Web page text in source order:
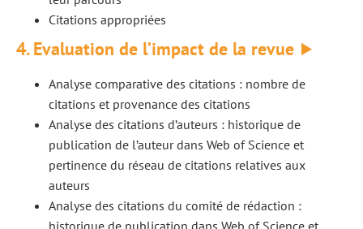
Citations appropriées
4. Evaluation de l’impact de la revue
Analyse comparative des citations : nombre de
citations et provenance des citations
Analyse des citations d’auteurs : historique de
publication de l’auteur dans Web of Science et
pertinence du réseau de citations relatives aux
auteurs
Analyse des citations du comité de rédaction :
historique de publication dans Web of Science et